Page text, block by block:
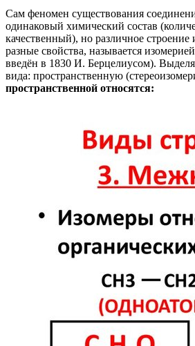
Сам феномен существования
одинаковый химический состав
качественный), но различное строение
разные свойства, называется
введён в 1830 И. Берцелиусом).
вида: пространственную
пространственной относятся: